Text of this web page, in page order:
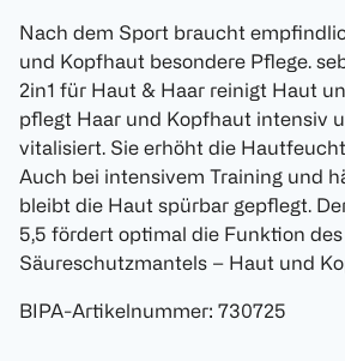
Nach dem Sport braucht
und Kopfhaut besondere Pflege.
2in1 für Haut & Haar reinigt Haut
pflegt Haar und Kopfhaut intensiv
vitalisiert. Sie erhöht die
Auch bei intensivem Training und
bleibt die Haut spürbar gepflegt.
5,5 fördert optimal die Funktion
Säureschutzmantels – Haut und
BIPA-Artikelnummer: 730725